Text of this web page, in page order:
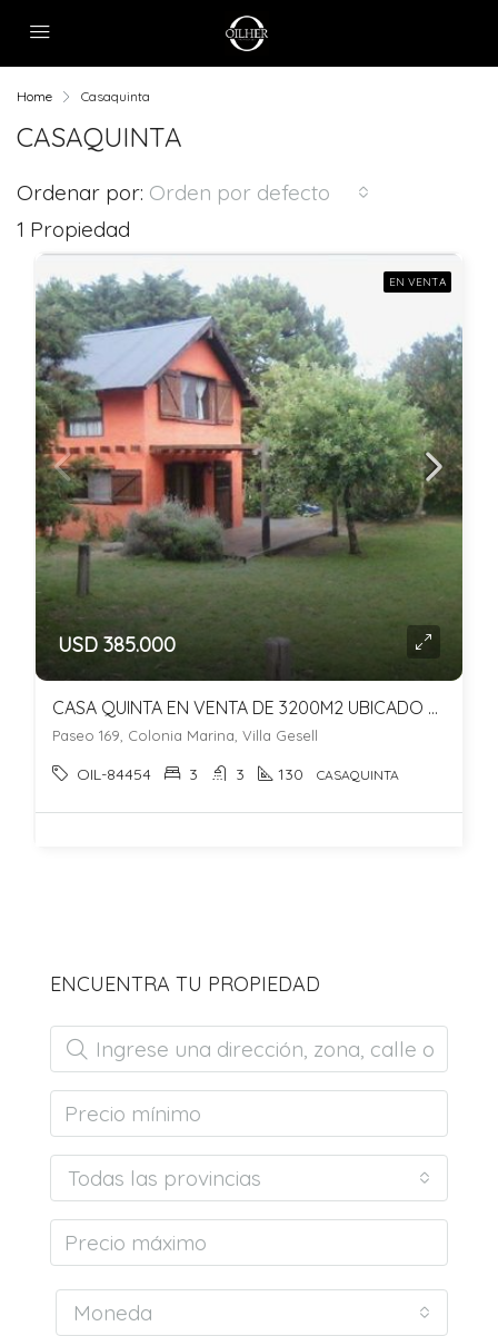
Home Casaquinta
CASAQUINTA
1 Propiedad
Ordenar por: Orden por defecto
EN VENTA
USD 385.000
CASA QUINTA EN VENTA DE 3200M2 UBICADO EN COLONIA MARINA
Paseo 169, Colonia Marina, Villa Gesell
OIL-84454 3 3 130 CASAQUINTA
ENCUENTRA TU PROPIEDAD
Todas las provincias
Moneda